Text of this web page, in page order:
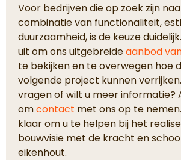
Voor bedrijven die op zoek zijn
combinatie van functionaliteit,
duurzaamheid, is de keuze
uit om ons uitgebreideaanbod
te bekijken en te overwegen hoe
volgende project kunnen
vragen of wilt u meer informatie?
omcontact met ons op te
klaar om u te helpen bij het
bouwvisie met de kracht en
eikenhout.